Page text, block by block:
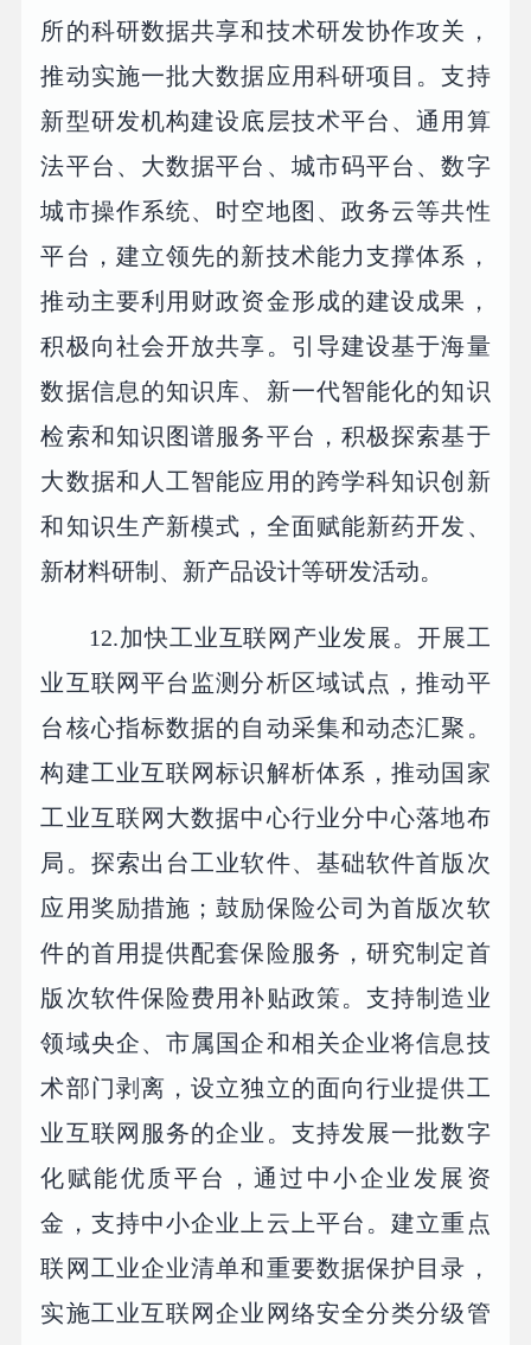
所的科研数据共享和技术研发协作攻关，
推动实施一批大数据应用科研项目。支持
新型研发机构建设底层技术平台、通用算
法平台、大数据平台、城市码平台、数字
城市操作系统、时空地图、政务云等共性
平台，建立领先的新技术能力支撑体系，
推动主要利用财政资金形成的建设成果，
积极向社会开放共享。引导建设基于海量
数据信息的知识库、新一代智能化的知识
检索和知识图谱服务平台，积极探索基于
大数据和人工智能应用的跨学科知识创新
和知识生产新模式，全面赋能新药开发、
新材料研制、新产品设计等研发活动。
12.加快工业互联网产业发展。开展工
业互联网平台监测分析区域试点，推动平
台核心指标数据的自动采集和动态汇聚。
构建工业互联网标识解析体系，推动国家
工业互联网大数据中心行业分中心落地布
局。探索出台工业软件、基础软件首版次
应用奖励措施；鼓励保险公司为首版次软
件的首用提供配套保险服务，研究制定首
版次软件保险费用补贴政策。支持制造业
领域央企、市属国企和相关企业将信息技
术部门剥离，设立独立的面向行业提供工
业互联网服务的企业。支持发展一批数字
化赋能优质平台，通过中小企业发展资
金，支持中小企业上云上平台。建立重点
联网工业企业清单和重要数据保护目录，
实施工业互联网企业网络安全分类分级管